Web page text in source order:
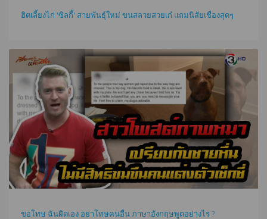
ฮิตเลี้ยงไก่ 'ซิลกี้' สายพันธุ์ใหม่ ขนสลวยสวยเก๋ แถมนิสัยเชื่องสุดๆ
ขอโทษ ฉันผิดเอง อย่าโทษคนอื่น ภาษาอังกฤษพูดอย่างไร ?